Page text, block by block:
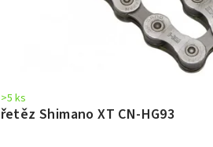
řetěz Shimano XT CN-HG93
>5 ks